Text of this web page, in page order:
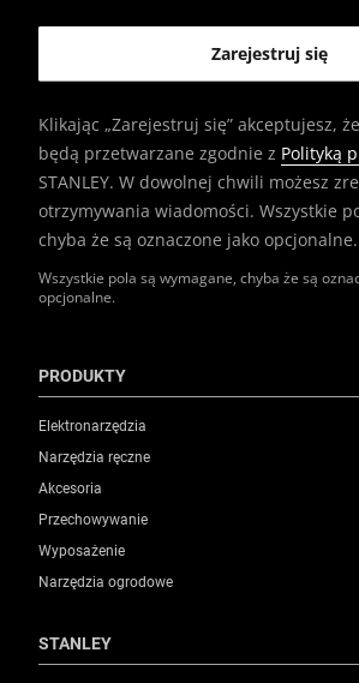
Wszystkie pola są wymagane, chyba że są
opcjonalne.
Klikając „Zarejestruj się” akceptujesz,
będą przetwarzane zgodnie z Polityką
STANLEY. W dowolnej chwili możesz
otrzymywania wiadomości. Wszystkie
chyba że są oznaczone jako opcjonalne.
PRODUKTY
Elektronarzędzia
Narzędzia ręczne
Akcesoria
Przechowywanie
Wyposażenie
Narzędzia ogrodowe
STANLEY